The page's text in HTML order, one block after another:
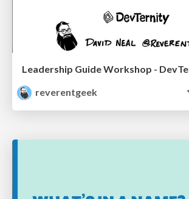
Leadership Guide Workshop -
reverentgeek